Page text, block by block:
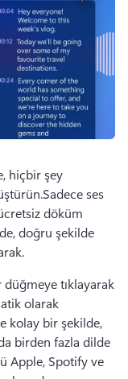
hiçbir şey
Sadece ses
döküm
doğru şekilde
tıklayarak
olarak
kolay bir şekilde,
birden fazla dilde
Apple, Spotify ve